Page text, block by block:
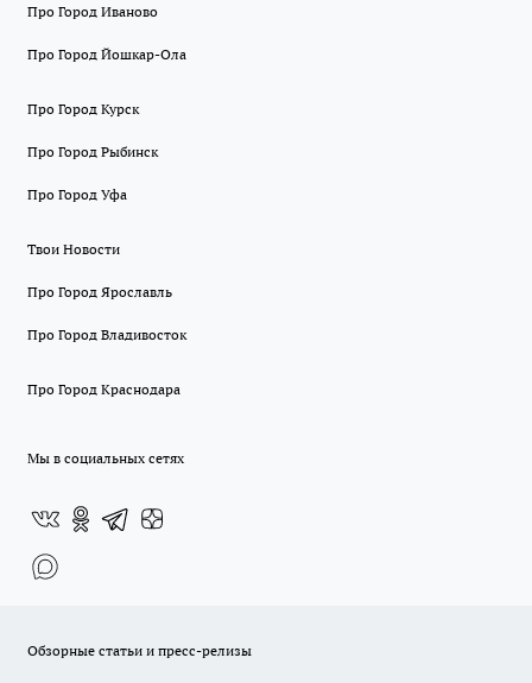
Про Город Иваново
Про Город Йошкар-Ола
Про Город Курск
Про Город Рыбинск
Про Город Уфа
Твои Новости
Про Город Ярославль
Про Город Владивосток
Про Город Краснодара
Мы в социальных сетях
Обзорные статьи и пресс-релизы